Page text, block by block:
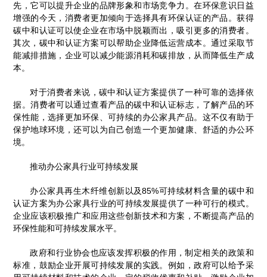
先，它可以提升企业的品牌形象和市场竞争力。在环保意识日益
增强的今天，消费者更加倾向于选择具有环保认证的产品。获得
碳中和认证可以使企业在市场中脱颖而出，吸引更多的消费者。
其次，碳中和认证方案可以帮助企业降低运营成本。通过采取节
能减排措施，企业可以减少能源消耗和碳排放，从而降低生产成
本。
对于消费者来说，碳中和认证方案提供了一种可靠的选择依
据。消费者可以通过查看产品的碳中和认证标志，了解产品的环
保性能，选择更加环保、可持续的办公家具产品。这不仅有助于
保护地球环境，还可以为自己创造一个更加健康、舒适的办公环
境。
推动办公家具行业可持续发展
办公家具再生木纤维创新以及85%可持续材料含量的碳中和
认证方案为办公家具行业的可持续发展提供了一种可行的模式。
企业应该积极推广和应用这些创新技术和方案，不断提高产品的
环保性能和可持续发展水平。
政府和行业协会也应该发挥积极的作用，制定相关的政策和
标准，鼓励企业开展可持续发展的实践。例如，政府可以给予采